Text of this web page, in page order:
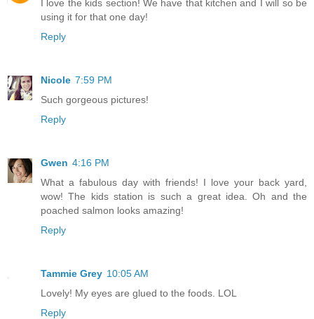
I love the kids section! We have that kitchen and I will so be
using it for that one day!
Reply
Nicole 7:59 PM
Such gorgeous pictures!
Reply
Gwen 4:16 PM
What a fabulous day with friends! I love your back yard,
wow! The kids station is such a great idea. Oh and the
poached salmon looks amazing!
Reply
Tammie Grey 10:05 AM
Lovely! My eyes are glued to the foods. LOL
Reply